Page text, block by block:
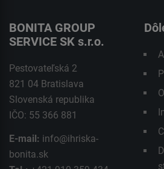
BONITA GROUP
SERVICE SK s.r.o.
Pestovateľská 2
821 04 Bratislava
Slovenská republika
IČO: 55 366 881
E-mail: info@ihriska-
bonita.sk